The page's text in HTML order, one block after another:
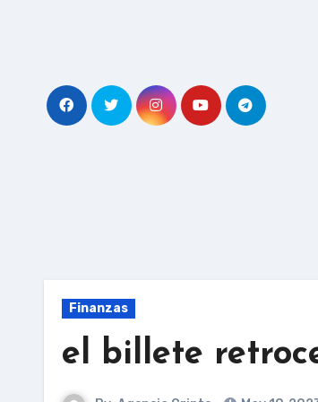
Finanzas
el billete